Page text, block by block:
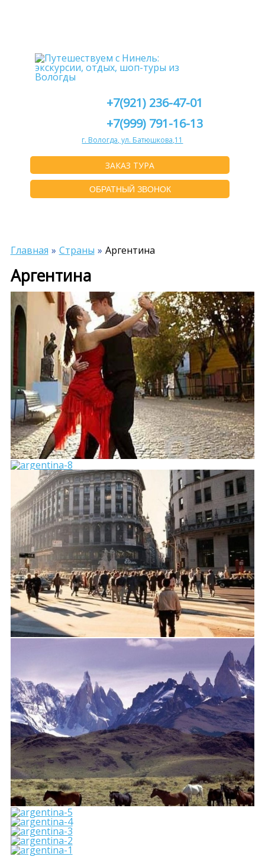
ЗАКАЗ ТУРА
ОБРАТНЫЙ ЗВОНОК
+7(921) 236-47-01
+7(999) 791-16-13
г. Вологда, ул. Батюшкова,11
Главная Страны Аргентина
Аргентина